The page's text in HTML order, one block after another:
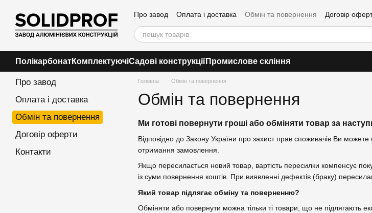
Про завод Оплата і доставка Обмін та повернення
Договір
Контакти
ПолікарбонатКомплектуючіСадові конструкціїПромислове скління
Головна Обмін та повернення
Обмін та повернення
Ми готові повернути гроші або обміняти товар за
Відповідно до Закону України про захист прав споживачів Ви
отримання замовлення.
Якщо пересилається новий товар, вартість пересилки компенсує
із суми повернення коштів. При виявленні дефектів (браку)
Який товар підлягає обміну та поверненню?
Обміняти або повернути можна тільки ті товари, що не підлягають
Про завод
Оплата і доставка
Обмін та повернення
Договір оферти
Контакти